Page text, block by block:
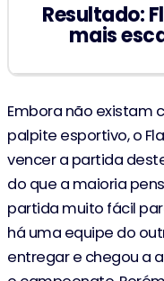
Resultado:
mais
Embora não existam
palpite esportivo, o
vencer a partida
do que a maioria
partida muito fácil
há uma equipe do
entregar e chegou a